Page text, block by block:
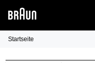
Startseite